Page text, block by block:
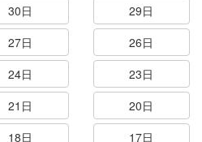
30日
29日
27日
26日
24日
23日
21日
20日
18日
17日